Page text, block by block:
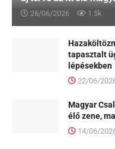
26/06/2026 1.5k
tapasztalt
lépésekben
22/06/
Magyar
élő zene,
14/06/